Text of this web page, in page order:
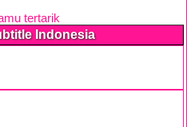
tertarik
Indonesia